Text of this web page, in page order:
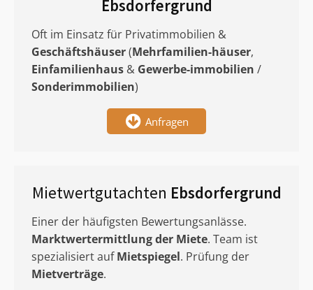
Ebsdorfergrund
Oft im Einsatz für Privatimmobilien &
Geschäftshäuser(Mehrfamilien-häuser,
Einfamilienhaus & Gewerbe-immobilien /
Sonderimmobilien)
Anfragen
Mietwertgutachten Ebsdorfergrund
Einer der häufigsten Bewertungsanlässe.
Marktwertermittlungder Miete. Team ist
spezialisiert aufMietspiegel. Prüfung der
Mietverträge.